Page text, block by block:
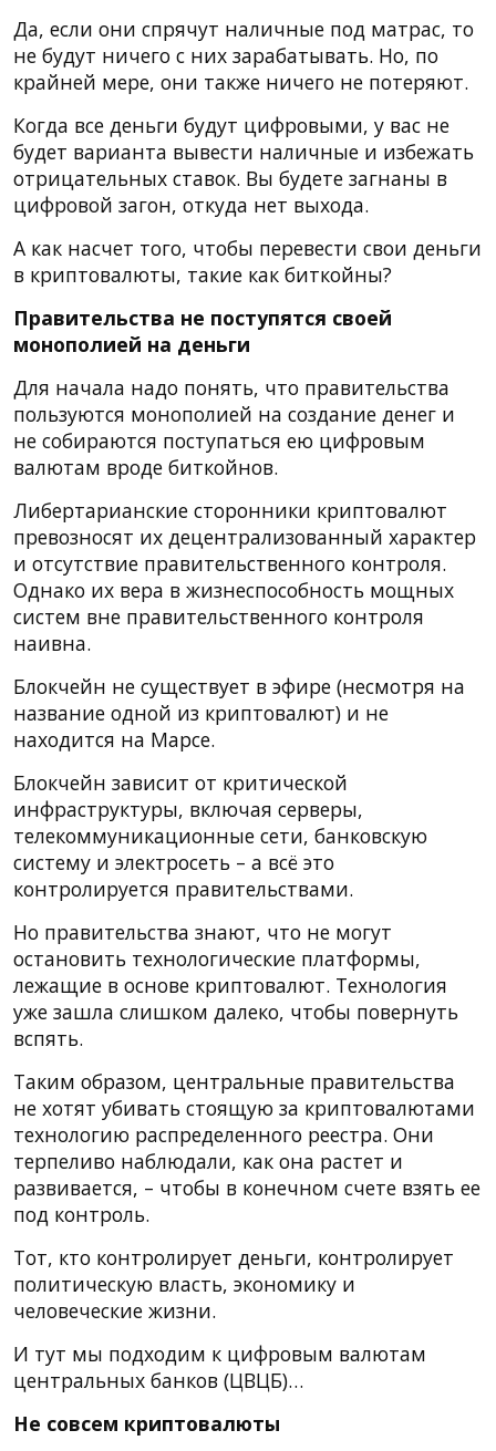
Да, если они спрячут наличные под матрас, то
не будут ничего с них зарабатывать. Но, по
крайней мере, они также ничего не потеряют.
Когда все деньги будут цифровыми, у вас не
будет варианта вывести наличные и избежать
отрицательных ставок. Вы будете загнаны в
цифровой загон, откуда нет выхода.
А как насчет того, чтобы перевести свои деньги
в криптовалюты, такие как биткойны?
Правительства не поступятся своей
монополией на деньги
Для начала надо понять, что правительства
пользуются монополией на создание денег и
не собираются поступаться ею цифровым
валютам вроде биткойнов.
Либертарианские сторонники криптовалют
превозносят их децентрализованный характер
и отсутствие правительственного контроля.
Однако их вера в жизнеспособность мощных
систем вне правительственного контроля
наивна.
Блокчейн не существует в эфире (несмотря на
название одной из криптовалют) и не
находится на Марсе.
Блокчейн зависит от критической
инфраструктуры, включая серверы,
телекоммуникационные сети, банковскую
систему и электросеть – а всё это
контролируется правительствами.
Но правительства знают, что не могут
остановить технологические платформы,
лежащие в основе криптовалют. Технология
уже зашла слишком далеко, чтобы повернуть
вспять.
Таким образом, центральные правительства
не хотят убивать стоящую за криптовалютами
технологию распределенного реестра. Они
терпеливо наблюдали, как она растет и
развивается, – чтобы в конечном счете взять ее
под контроль.
Тот, кто контролирует деньги, контролирует
политическую власть, экономику и
человеческие жизни.
И тут мы подходим к цифровым валютам
центральных банков (ЦВЦБ)…
Не совсем криптовалюты